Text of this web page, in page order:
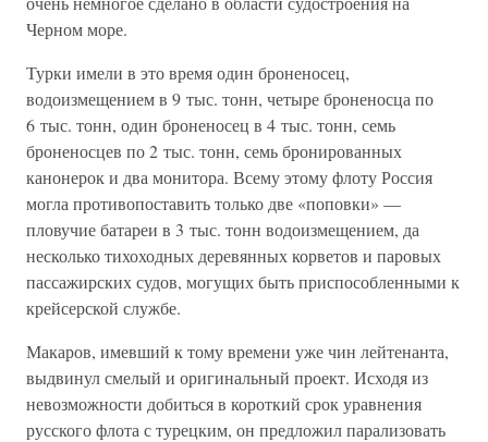
Черном море.
Турки имели в это время один броненосец,
водоизмещением в 9 тыс. тонн, четыре броненосца по
6 тыс. тонн, один броненосец в 4 тыс. тонн, семь
броненосцев по 2 тыс. тонн, семь бронированных
канонерок и два монитора. Всему этому флоту Россия
могла противопоставить только две «поповки» —
пловучие батареи в 3 тыс. тонн водоизмещением, да
несколько тихоходных деревянных корветов и паровых
пассажирских судов, могущих быть приспособленными к
крейсерской службе.
Макаров, имевший к тому времени уже чин лейтенанта,
выдвинул смелый и оригинальный проект. Исходя из
невозможности добиться в короткий срок уравнения
русского флота с турецким, он предложил парализовать